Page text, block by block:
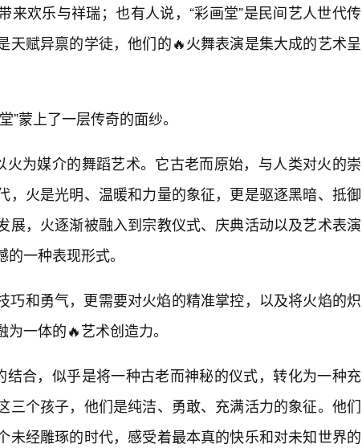
来欢乐与祥瑞；也有人说，“彩画堂”是民间艺人世代传
天赋异禀的学徒，他们的🔥火舞表演是集大成的艺术呈
”蒙上了一层传奇的面纱。
火为媒介的舞蹈艺术。它古老而原始，与人类对火的崇
，火是光明、温暖和力量的象征，更是驱逐黑暗、抵御
展，火逐渐被融入到宗教仪式、庆典活动以及艺术表演
一种表现形式。
巧和勇气，更需要对火焰的精准掌控，以及将火焰的炽
一体的🔥艺术创造力。
结合，似乎是将一种古老而神秘的仪式，转化为一种充
三个孩子，他们是纯洁、勇敢、充满活力的象征。他们
未经雕琢的时代，感受着最本真的快乐和对未知世界的